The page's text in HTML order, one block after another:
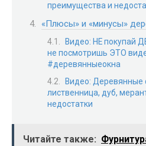
преимущества и
«Плюсы» и «минусы»
Видео: НЕ покупай
не посмотришь ЭТО
#деревянныеокна
Видео: Деревянные
лиственница, дуб,
недостатки
Читайте также: